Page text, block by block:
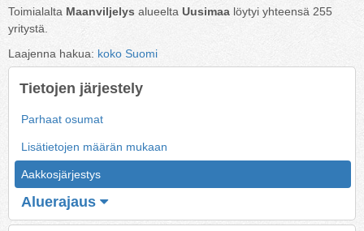
Toimialalta Maanviljelys alueelta Uusimaa löytyi yhteensä 255
yritystä.
Laajenna hakua: koko Suomi
Tietojen järjestely
Parhaat osumat
Lisätietojen määrän mukaan
Aakkosjärjestys
Aluerajaus